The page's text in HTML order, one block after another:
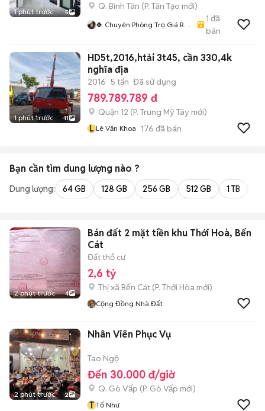
1 phút trước 5
Q. Bình Tân (P. Tân Tạo mới)
🍀 Chuyên Phòng Trọ Giá Rẻ
1 đã
bán
1 phút trước 11
HD5t,2016,htải 3t45, cần 330,4k
nghĩa địa
2016 5 tấn Đã sử dụng
789.789.789 đ
Quận 12 (P. Trung Mỹ Tây mới)
L Lê Văn Khoa 176 đã bán
Bạn cần tìm dung lượng nào ?
Dung lượng: 64 GB 128 GB 256 GB 512 GB 1 TB
2 phút trước 4
Bán đất 2 mặt tiền khu Thới Hoà, Bến
Cát
Đất thổ cư
2,6 tỷ
Thị xã Bến Cát (P. Thới Hòa mới)
Cộng Đồng Nhà Đất
2 phút trước 2
Nhân Viên Phục Vụ
Tao Ngộ
Đến 30.000 đ/giờ
Q. Gò Vấp (P. Gò Vấp mới)
T Tố Như